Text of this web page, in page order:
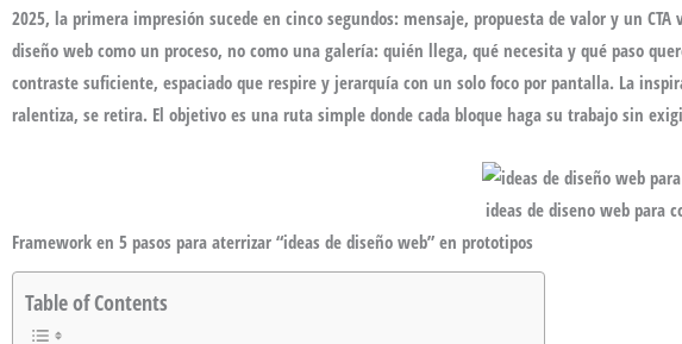
2025, la primera impresión sucede en cinco segundos: mensaje, propuesta de valor y un
diseño web como un proceso, no como una galería: quién llega, qué necesita y qué paso
contraste suficiente, espaciado que respire y jerarquía con un solo foco por pantalla. La
ralentiza, se retira. El objetivo es una ruta simple donde cada bloque haga su trabajo sin
ideas de diseno web para
Framework en 5 pasos para aterrizar “ideas de diseño web” en prototipos
Table of Contents